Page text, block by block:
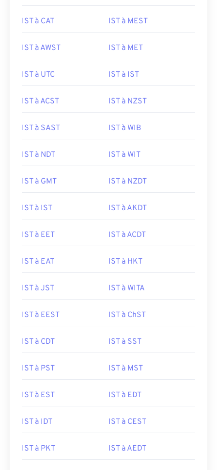
IST à CAT IST à MEST
IST à AWST IST à MET
IST à UTC IST à IST
IST à ACST IST à NZST
IST à SAST IST à WIB
IST à NDT IST à WIT
IST à GMT IST à NZDT
IST à IST IST à AKDT
IST à EET IST à ACDT
IST à EAT IST à HKT
IST à JST IST à WITA
IST à EEST IST à ChST
IST à CDT IST à SST
IST à PST IST à MST
IST à EST IST à EDT
IST à IDT IST à CEST
IST à PKT IST à AEDT